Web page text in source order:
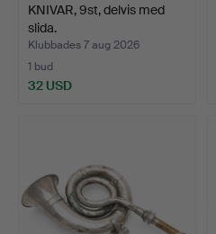
KNIVAR, 9st, delvis med
slida.
Klubbades 7 aug 2026
1 bud
32 USD